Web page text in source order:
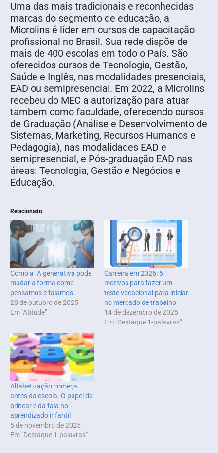
Uma das mais tradicionais e reconhecidas
marcas do segmento de educação, a
Microlins é líder em cursos de capacitação
profissional no Brasil. Sua rede dispõe de
mais de 400 escolas em todo o País. São
oferecidos cursos de Tecnologia, Gestão,
Saúde e Inglês, nas modalidades presenciais,
EAD ou semipresencial. Em 2022, a Microlins
recebeu do MEC a autorização para atuar
também como faculdade, oferecendo cursos
de Graduação (Análise e Desenvolvimento de
Sistemas, Marketing, Recursos Humanos e
Pedagogia), nas modalidades EAD e
semipresencial, e Pós-graduação EAD nas
áreas: Tecnologia, Gestão e Negócios e
Educação.
Relacionado
Como a IA generativa pode
mudar a forma como
pensamos e falamos
28 de outubro de 2025
Em "Atitude"
Carreira em 2026: 5
motivos para fazer um
teste vocacional para iniciar
no mercado de trabalho
14 de dezembro de 2025
Em "Destaque 1-palavras"
Alfabetização começa
antes da escola. O papel do
brincar e da fala no
aprendizado infantil
5 de novembro de 2025
Em "Destaque 1-palavras"